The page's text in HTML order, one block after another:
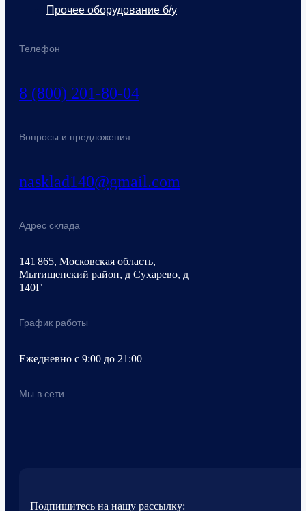
Телефон
8 (800) 201-80-04
Вопросы и предложения
nasklad140@gmail.com
Адрес склада
141 865, Московская область,
Мытищенский район, д Сухарево, д
140Г
График работы
Ежедневно с 9:00 до 21:00
Мы в сети
Прочее оборудование б/у
Подпишитесь на нашу рассылку: